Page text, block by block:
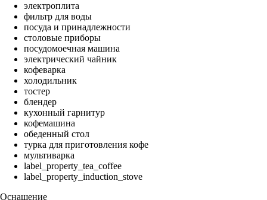
электроплита
фильтр для воды
посуда и принадлежности
столовые приборы
посудомоечная машина
электрический чайник
кофеварка
холодильник
тостер
блендер
кухонный гарнитур
кофемашина
обеденный стол
турка для приготовления кофе
мультиварка
label_property_tea_coffee
label_property_induction_stove
Оснащение